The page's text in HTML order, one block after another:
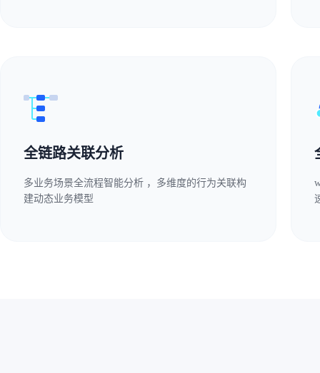
全链路关联分析
多业务场景全流程智能分析 ，多维度的行为关联构
建动态业务模型